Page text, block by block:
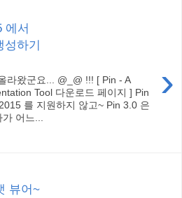
에서
성하기
›
라왔군요... @_@ !!! [ Pin - A
Tool 다운로드 페이지 ] Pin
를 지원하지 않고~ Pin 3.0 은
가 어느...
뷰어~